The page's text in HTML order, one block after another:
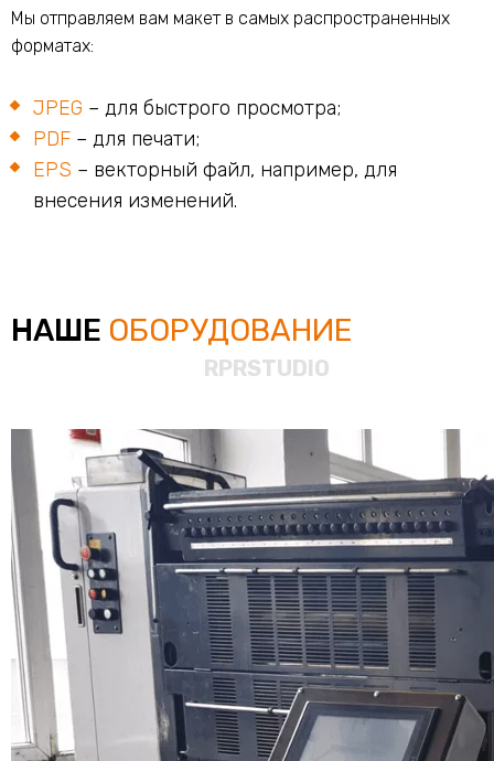
Мы отправляем вам макет в самых распространенных
форматах:
JPEG – для быстрого просмотра;
PDF – для печати;
EPS – векторный файл, например, для
внесения изменений.
НАШЕ ОБОРУДОВАНИЕ